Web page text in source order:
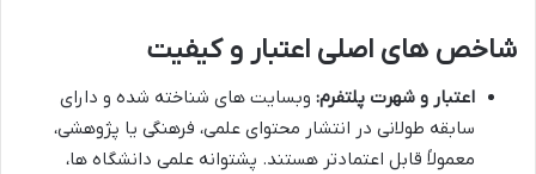
شاخص های اصلی اعتبار و کیفیت
اعتبار و شهرت پلتفرم: وبسایت های شناخته شده و دارای
سابقه طولانی در انتشار محتوای علمی، فرهنگی یا پژوهشی،
معمولاً قابل اعتمادتر هستند. پشتوانه علمی دانشگاه ها،